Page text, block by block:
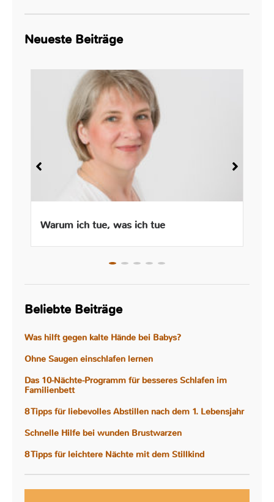
Neueste Beiträge
Warum ich tue, was ich tue
Beliebte Beiträge
Was hilft gegen kalte Hände bei Babys?
Ohne Saugen einschlafen lernen
Das 10-Nächte-Programm für besseres Schlafen im
Familienbett
8 Tipps für liebevolles Abstillen nach dem 1. Lebensjahr
Schnelle Hilfe bei wunden Brustwarzen
8 Tipps für leichtere Nächte mit dem Stillkind